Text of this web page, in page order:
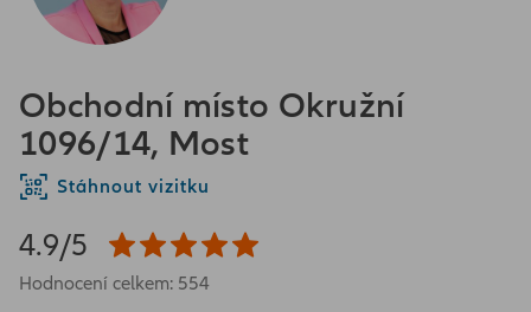
Obchodní místo Okružní
1096/14, Most
Stáhnout vizitku
4.9/5
Hodnocení celkem: 554